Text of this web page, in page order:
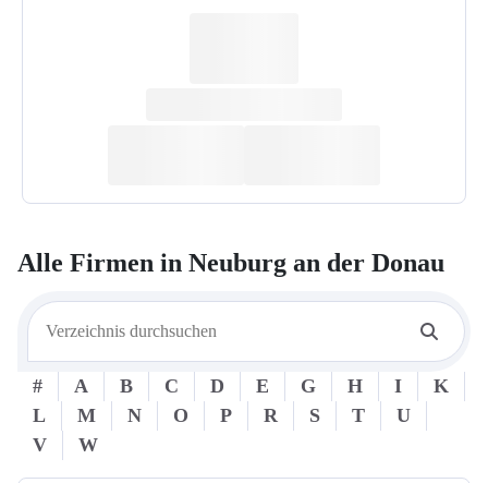
Alle Firmen in Neuburg an der Donau
# A B C D E G H I
K
L
M N O P R S T
U
V
W